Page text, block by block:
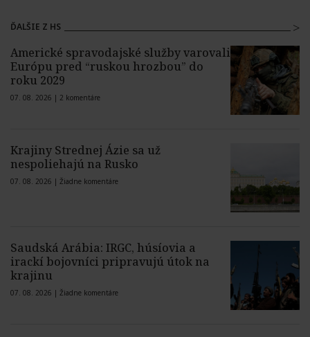
ĎALŠIE Z HS
Americké spravodajské služby varovali
Európu pred “ruskou hrozbou” do
roku 2029
07. 08. 2026 | 2 komentáre
Krajiny Strednej Ázie sa už
nespoliehajú na Rusko
07. 08. 2026 | Žiadne komentáre
Saudská Arábia: IRGC, húsíovia a
irackí bojovníci pripravujú útok na
krajinu
07. 08. 2026 | Žiadne komentáre